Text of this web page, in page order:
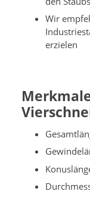
Wir
erzielen